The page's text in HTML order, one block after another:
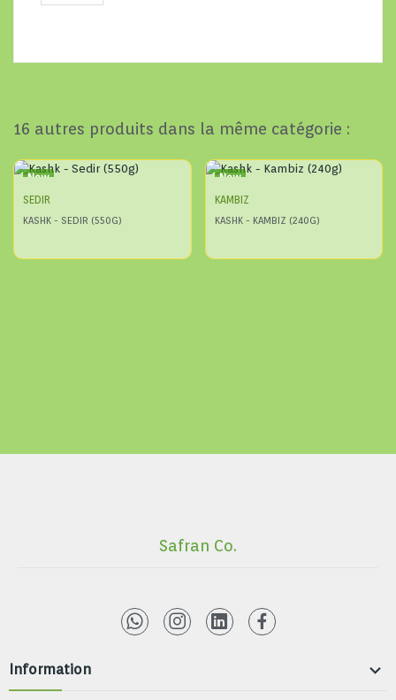
16 autres produits dans la même catégorie :
New
SEDIR
KASHK - SEDIR (550G)
New
KAMBIZ
KASHK - KAMBIZ (240G)
Safran Co.
Information 